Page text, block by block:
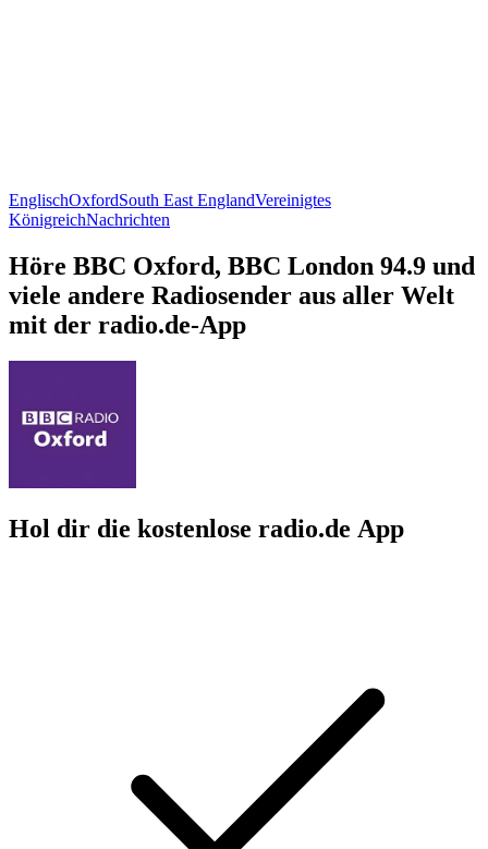
EnglischOxfordSouth East EnglandVereinigtes
KönigreichNachrichten
Höre BBC Oxford, BBC London 94.9 und
viele andere Radiosender aus aller Welt
mit der radio.de-App
Hol dir die kostenlose radio.de App